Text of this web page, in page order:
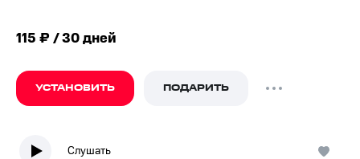
115 ₽ / 30 дней
УСТАНОВИТЬ ПОДАРИТЬ
Слушать